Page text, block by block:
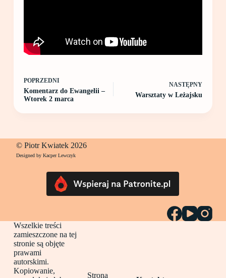
POPRZEDNI
Komentarz do Ewangelii –
Wtorek 2 marca
NASTĘPNY
Warsztaty w Leżajsku
© Piotr Kwiatek 2026
Designed by Kacper Lewczyk
Wszelkie treści
zamieszczone na tej
stronie są objęte
prawami
autorskimi.
Kopiowanie,
Strona